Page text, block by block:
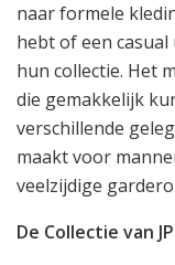
naar formele
hebt of een
hun collectie. Het
die gemakkelijk
verschillende
maakt voor
veelzijdige
De Collectie van